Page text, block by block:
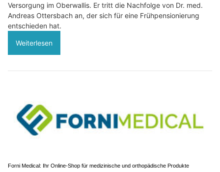
Versorgung im Oberwallis. Er tritt die Nachfolge von Dr. med.
Andreas Ottersbach an, der sich für eine Frühpensionierung
entschieden hat.
Weiterlesen
Forni Medical: Ihr Online-Shop für medizinische und orthopädische Produkte